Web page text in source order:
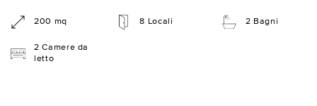
200 mq 8 Locali 2 Bagni
2 Camere da
letto